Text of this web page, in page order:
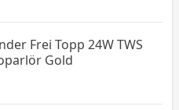
Frei Topp 24W TWS
Gold